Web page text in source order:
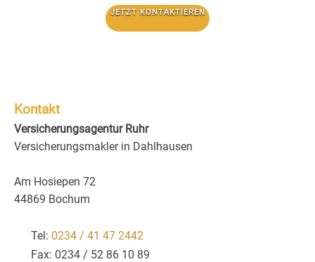
JETZT KONTAKTIEREN
Kontakt
Versicherungsagentur Ruhr
Versicherungsmakler in Dahlhausen
Am Hosiepen 72
44869 Bochum
Tel: 0234 / 41 47 2442
Fax: 0234 / 52 86 10 89